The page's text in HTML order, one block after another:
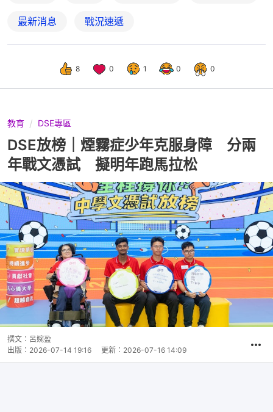
最新消息 戰況速遞
8 0 1 0 0
教育 DSE專區
DSE放榜｜煙霧症少年克服身障 分兩
年戰文憑試 擬明年跑馬拉松
撰文： 呂婉盈
出版： 2026-07-14 19:16 更新： 2026-07-16 14:09